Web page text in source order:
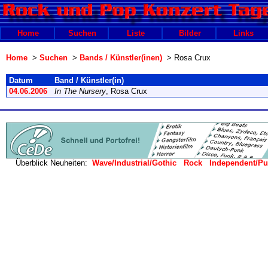
Home Suchen Liste Bilder Links
Home > Suchen > Bands / Künstler(inen) > Rosa Crux
Datum
Band / Künstler(in)
04.06.2006
In The Nursery, Rosa Crux
Überblick Neuheiten: Wave/Industrial/Gothic Rock Independent/